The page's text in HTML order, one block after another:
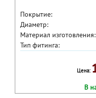
Покрытие:
Диаметр:
Материал изготовления:
Тип фитинга:
Цена:
В